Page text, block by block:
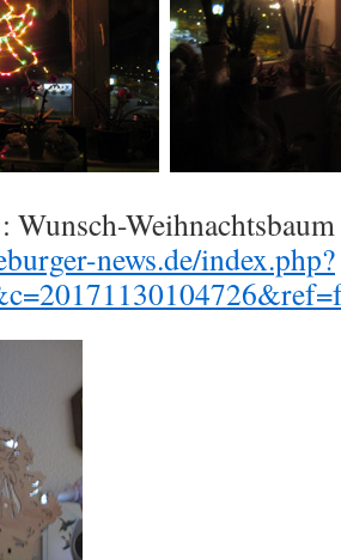
Wunsch-Weihnachtsbaum
news.de/index.php?